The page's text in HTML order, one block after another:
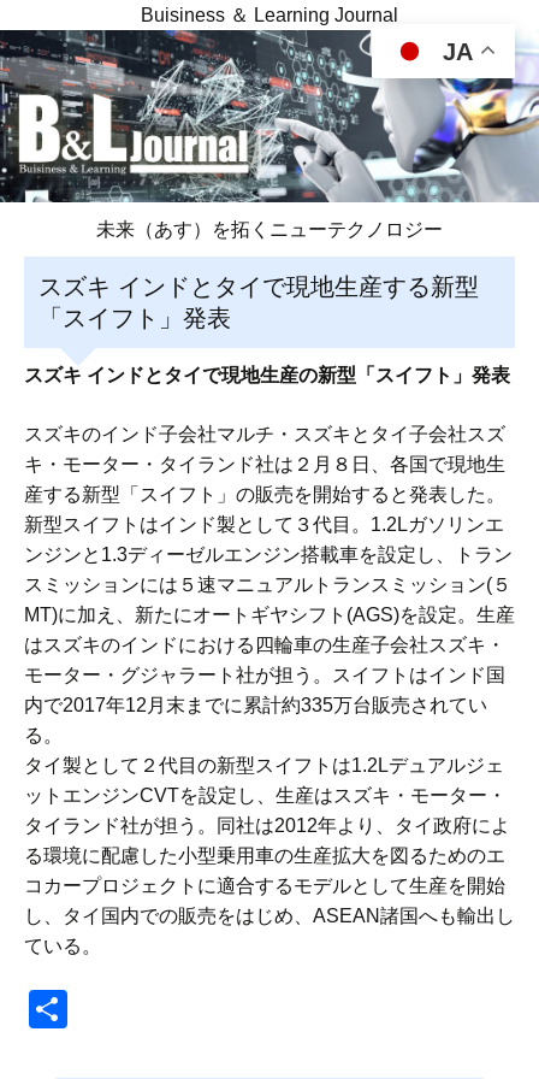
Buisiness ＆ Learning Journal
未来（あす）を拓くニューテクノロジー
スズキ インドとタイで現地生産する新型
「スイフト」発表
スズキ インドとタイで現地生産の新型「スイフト」発表
スズキのインド子会社マルチ・スズキとタイ子会社スズ
キ・モーター・タイランド社は２月８日、各国で現地生
産する新型「スイフト」の販売を開始すると発表した。
新型スイフトはインド製として３代目。1.2Lガソリンエ
ンジンと1.3ディーゼルエンジン搭載車を設定し、トラン
スミッションには５速マニュアルトランスミッション(５
MT)に加え、新たにオートギヤシフト(AGS)を設定。生産
はスズキのインドにおける四輪車の生産子会社スズキ・
モーター・グジャラート社が担う。スイフトはインド国
内で2017年12月末までに累計約335万台販売されてい
る。
タイ製として２代目の新型スイフトは1.2Lデュアルジェ
ットエンジンCVTを設定し、生産はスズキ・モーター・
タイランド社が担う。同社は2012年より、タイ政府によ
る環境に配慮した小型乗用車の生産拡大を図るためのエ
コカープロジェクトに適合するモデルとして生産を開始
し、タイ国内での販売をはじめ、ASEAN諸国へも輸出し
ている。
JA